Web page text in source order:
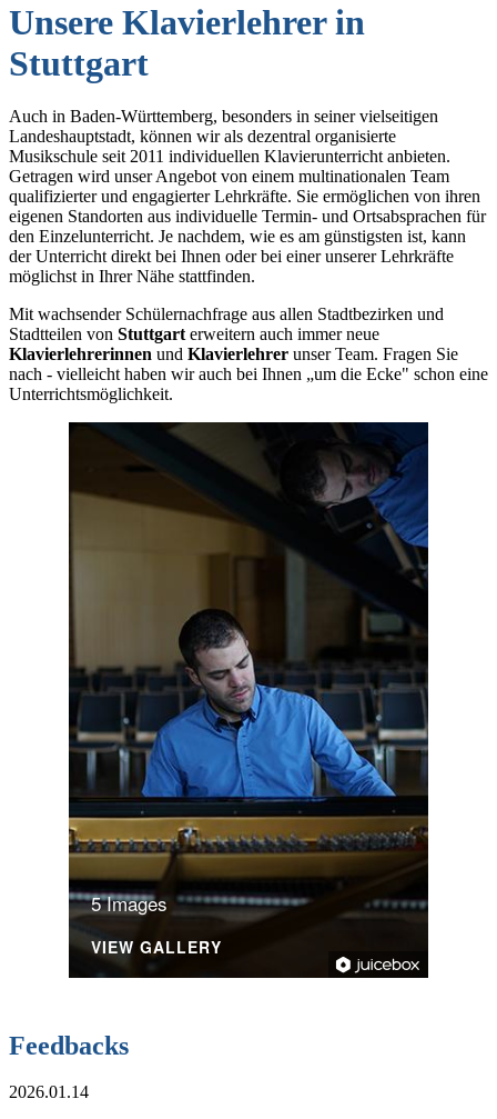
Unsere Klavierlehrer in
Stuttgart
Auch in Baden-Württemberg, besonders in seiner vielseitigen
Landeshauptstadt, können wir als dezentral organisierte
Musikschule seit 2011 individuellen Klavierunterricht anbieten.
Getragen wird unser Angebot von einem multinationalen Team
qualifizierter und engagierter Lehrkräfte. Sie ermöglichen von ihren
eigenen Standorten aus individuelle Termin- und Ortsabsprachen für
den Einzelunterricht. Je nachdem, wie es am günstigsten ist, kann
der Unterricht direkt bei Ihnen oder bei einer unserer Lehrkräfte
möglichst in Ihrer Nähe stattfinden.
Mit wachsender Schülernachfrage aus allen Stadtbezirken und
Stadtteilen von Stuttgart erweitern auch immer neue
Klavierlehrerinnen und Klavierlehrer unser Team. Fragen Sie
nach - vielleicht haben wir auch bei Ihnen „um die Ecke" schon eine
Unterrichtsmöglichkeit.
5 Images
VIEW GALLERY
Feedbacks
2026.01.14